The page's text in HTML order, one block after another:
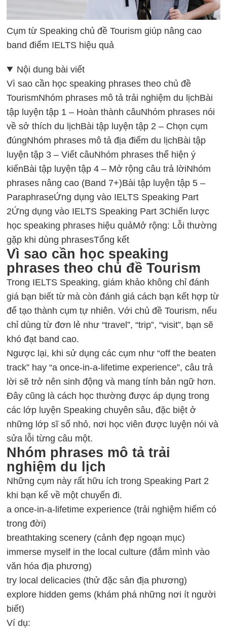
Cụm từ Speaking chủ đề Tourism giúp nâng cao
band điểm IELTS hiệu quả
Nội dung bài viết
Vì sao cần học speaking phrases theo chủ đề
TourismNhóm phrases mô tả trải nghiệm du lịchBài
tập luyện tập 1 – Hoàn thành câuNhóm phrases nói
về sở thích du lịchBài tập luyện tập 2 – Chọn cụm
đúngNhóm phrases mô tả địa điểm du lịchBài tập
luyện tập 3 – Viết câuNhóm phrases thể hiện ý
kiếnBài tập luyện tập 4 – Mở rộng câu trả lờiNhóm
phrases nâng cao (Band 7+)Bài tập luyện tập 5 –
ParaphraseỨng dụng vào IELTS Speaking Part
2Ứng dụng vào IELTS Speaking Part 3Chiến lược
học speaking phrases hiệu quảMở rộng: Lỗi thường
gặp khi dùng phrasesTổng kết
Vì sao cần học speaking
phrases theo chủ đề Tourism
Trong IELTS Speaking, giám khảo không chỉ đánh
giá bạn biết từ mà còn đánh giá cách bạn kết hợp từ
để tạo thành cụm tự nhiên. Với chủ đề Tourism, nếu
chỉ dùng từ đơn lẻ như “travel”, “trip”, “visit”, bạn sẽ
khó đạt band cao.
Ngược lại, khi sử dụng các cụm như “off the beaten
track” hay “a once-in-a-lifetime experience”, câu trả
lời sẽ trở nên sinh động và mang tính bản ngữ hơn.
Đây cũng là cách học thường được áp dụng trong
các lớp luyện Speaking chuyên sâu, đặc biệt ở
những lớp sĩ số nhỏ, nơi học viên được luyện nói và
sửa lỗi từng câu một.
Nhóm phrases mô tả trải
nghiệm du lịch
Những cụm này rất hữu ích trong Speaking Part 2
khi bạn kể về một chuyến đi.
a once-in-a-lifetime experience (trải nghiệm hiếm có
trong đời)
breathtaking scenery (cảnh đẹp ngoạn mục)
immerse myself in the local culture (đắm mình vào
văn hóa địa phương)
try local delicacies (thử đặc sản địa phương)
explore hidden gems (khám phá những nơi ít người
biết)
Ví dụ: